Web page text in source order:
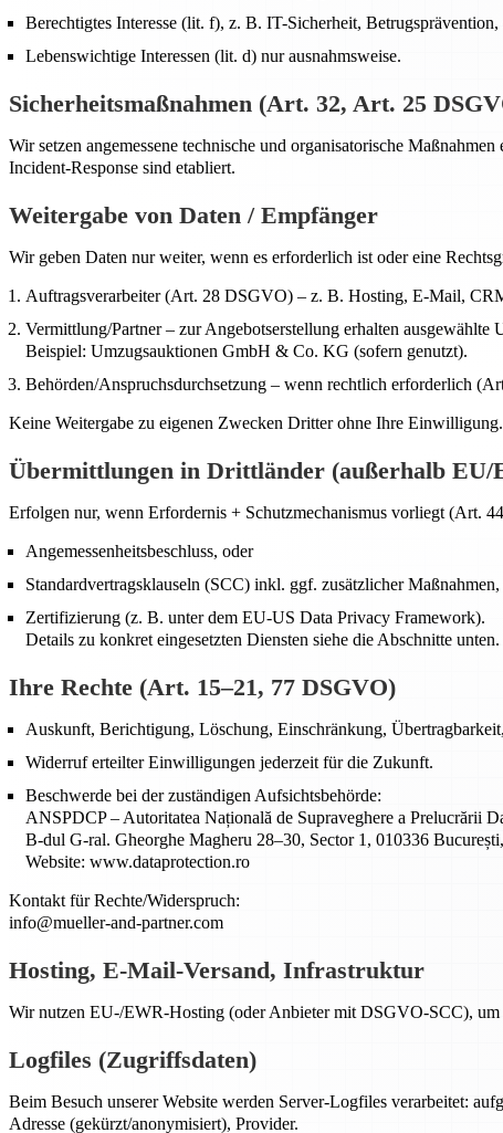
Berechtigtes Interesse (lit. f), z. B. IT-Sicherheit,
Lebenswichtige Interessen (lit. d) nur ausnahmsweise.
Sicherheitsmaßnahmen (Art. 32, Art. 25
Wir setzen angemessene technische und organisatorische
Incident-Response sind etabliert.
Weitergabe von Daten / Empfänger
Wir geben Daten nur weiter, wenn es erforderlich ist oder eine
Auftragsverarbeiter (Art. 28 DSGVO) – z. B. Hosting, E-Mail,
Vermittlung/Partner – zur Angebotserstellung erhalten
Beispiel: Umzugsauktionen GmbH & Co. KG (sofern genutzt).
Behörden/Anspruchsdurchsetzung – wenn rechtlich erforderlich
Keine Weitergabe zu eigenen Zwecken Dritter ohne Ihre Einwilligung.
Übermittlungen in Drittländer (außerhalb EU/
Erfolgen nur, wenn Erfordernis + Schutzmechanismus vorliegt (Art.
Angemessenheitsbeschluss, oder
Standardvertragsklauseln (SCC) inkl. ggf. zusätzlicher Maßnahmen,
Zertifizierung (z. B. unter dem EU-US Data Privacy Framework).
Details zu konkret eingesetzten Diensten siehe die Abschnitte unten.
Ihre Rechte (Art. 15–21, 77 DSGVO)
Auskunft, Berichtigung, Löschung, Einschränkung,
Widerruf erteilter Einwilligungen jederzeit für die Zukunft.
Beschwerde bei der zuständigen Aufsichtsbehörde:
ANSPDCP – Autoritatea Națională de Supraveghere a Prelucrării
B-dul G-ral. Gheorghe Magheru 28–30, Sector 1, 010336
Website: www.dataprotection.ro
Kontakt für Rechte/Widerspruch:
info@mueller-and-partner.com
Hosting, E-Mail-Versand, Infrastruktur
Wir nutzen EU-/EWR-Hosting (oder Anbieter mit DSGVO-SCC),
Logfiles (Zugriffsdaten)
Beim Besuch unserer Website werden Server-Logfiles verarbeitet:
Adresse (gekürzt/anonymisiert), Provider.